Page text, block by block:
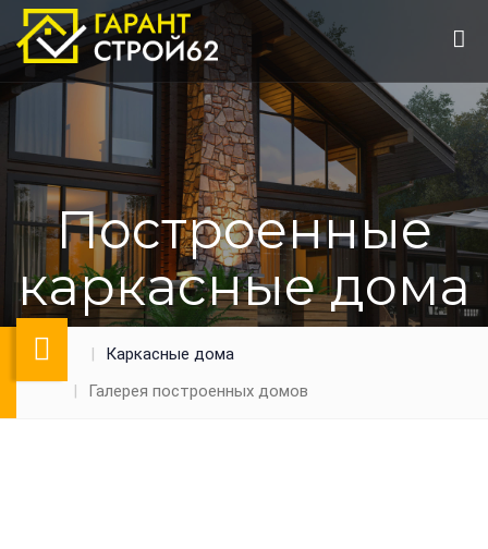
Построенные
каркасные дома
Каркасные дома
Галерея построенных домов